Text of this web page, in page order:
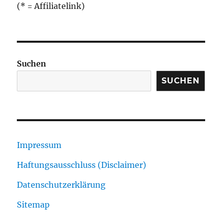
(* = Affiliatelink)
Suchen
SUCHEN
Impressum
Haftungsausschluss (Disclaimer)
Datenschutzerklärung
Sitemap